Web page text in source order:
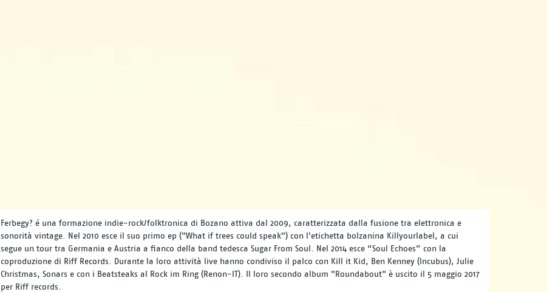
Ferbegy? é una formazione indie-rock/folktronica di Bozano attiva dal 2009, caratterizzata dalla fusione tra elettronica e
sonorità vintage. Nel 2010 esce il suo primo ep ("What if trees could speak") con l'etichetta bolzanina Killyourlabel, a cui
segue un tour tra Germania e Austria a fianco della band tedesca Sugar From Soul. Nel 2014 esce “Soul Echoes” con la
coproduzione di Riff Records. Durante la loro attività live hanno condiviso il palco con Kill it Kid, Ben Kenney (Incubus), Julie
Christmas, Sonars e con i Beatsteaks al Rock im Ring (Renon-IT). Il loro secondo album "Roundabout" è uscito il 5 maggio 2017
per Riff records.